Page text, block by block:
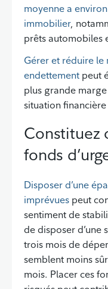
moyenne a
immobilier,
prêts automobiles
Gérer et réduire
endettement peut
plus grande
situation
Constituez
fonds
Disposer d’une
imprévues peut
sentiment de
de disposer d’une
trois mois de
semblent moins
mois. Placer ces